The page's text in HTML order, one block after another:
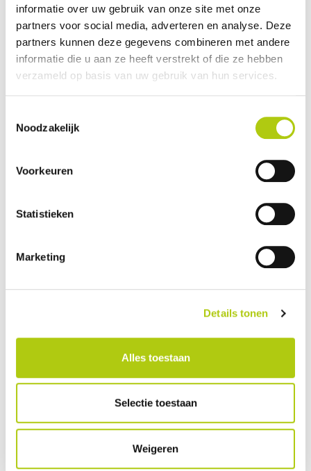
informatie over uw gebruik van onze site met onze
partners voor social media, adverteren en analyse. Deze
partners kunnen deze gegevens combineren met andere
informatie die u aan ze heeft verstrekt of die ze hebben
verzameld op basis van uw gebruik van hun services.
Noodzakelijk
Voorkeuren
Statistieken
Marketing
Details tonen
Alles toestaan
Selectie toestaan
Weigeren
Plus- en minpunten
Wat vind je van de scooter?
Je gegevens
Aanspreektitel *
Uw naam